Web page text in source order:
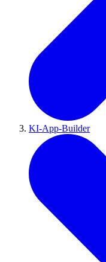
KI-App-Builder